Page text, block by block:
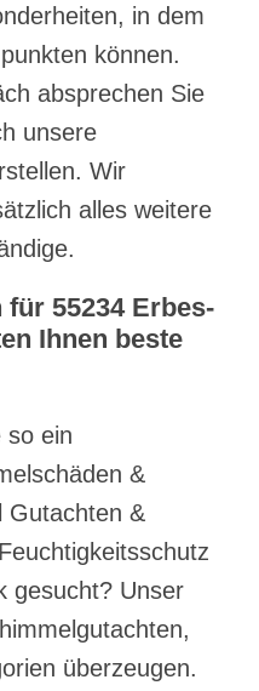
in dem
können.
absprechen Sie
unsere
Wir
alles weitere
55234 Erbes-
Ihnen beste
so ein
&
Gutachten &
gesucht? Unser
überzeugen.